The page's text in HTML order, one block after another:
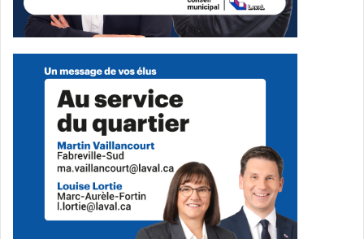
bon œil les épiceries solidaires, qu’ils considèrent comme
un maillon essentiel du tissu communautaire. Pour Walid :
« Ces initiatives favorisent l’entraide et permettent à des
populations vulnérables d’avoir accès à des produits
locaux de qualité. Nous voulons être un levier pour ces
acteurs sociaux. »
Leur passage remarqué à l’émission
Dans l’œil du
leur a apporté une notoriété nationale et des
opportunités uniques. Grâce à unebourse d’Amazon
ont pu améliorer leur infrastructure technologique
AWS (Amazon Web Services). « Ce soutien nous a